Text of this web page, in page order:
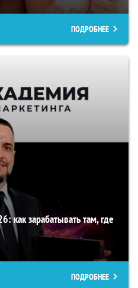
ПОДРОБНЕЕ
как зарабатывать там, где
ПОДРОБНЕЕ